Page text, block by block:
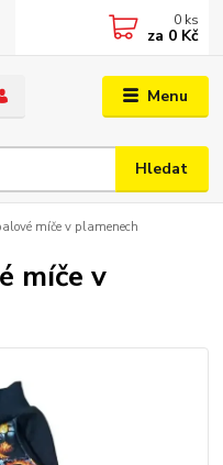
Menu
Hledat
0 ks
za 0 Kč
míče v plamenech
míče v